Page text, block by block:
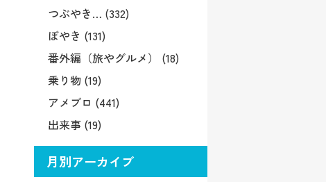
つぶやき… (332)
ぼやき (131)
番外編（旅やグルメ） (18)
乗り物 (19)
アメブロ (441)
出来事 (19)
月別アーカイブ